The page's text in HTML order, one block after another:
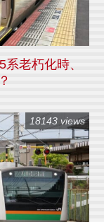
老朽化時、
18143 views